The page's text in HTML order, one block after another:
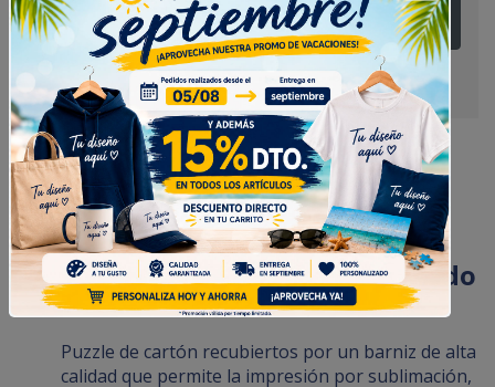
Puzzle Personalizado de 300 Piezas
Puzzle de 300 Piezas Personalizado
de 40 x 29 cm.
Puzzle de cartón recubiertos por un barniz de alta
calidad que permite la impresión por sublimación,